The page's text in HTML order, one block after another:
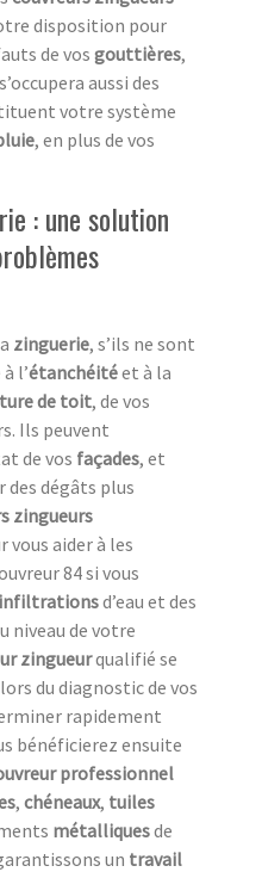
disposition pour
de vos gouttières,
aussi des
votre système
, en plus de vos
: une solution
zinguerie, s’ils ne sont
l’étanchéitéet à la
de toit, de vos
Ils peuvent
de vos façades, et
dégâts plus
zingueurs
aider à les
84 si vous
infiltrationsd’eau et des
niveau de votre
zingueurqualifié se
du diagnostic de vos
rapidement
bénéficierez ensuite
professionnel
, chéneaux, tuiles
métalliquesde
un travail